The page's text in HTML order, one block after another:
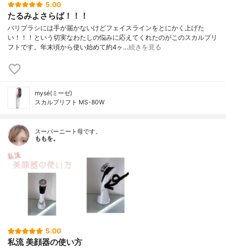
5.00
たるみよさらば！！！
バリブラシには手が届かないけどフェイスラインをとにかく上げた
い！！！という切実なわたしの悩みに応えてくれたのがこのスカルプリ
フトです。年末頃から使い始めて約4ヶ…続きを見る
mysé(ミーゼ)
スカルプリフト MS-80W
スーパーニート母です。
ももを。
5.00
私流 美顔器の使い方